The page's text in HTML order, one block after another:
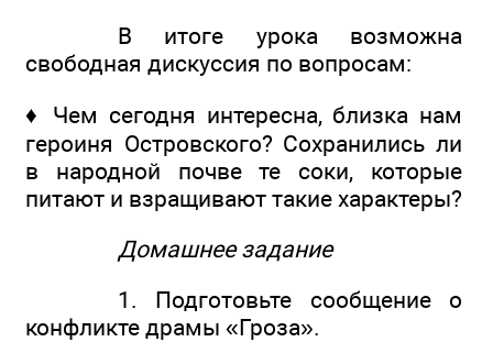
В итоге урока возможна
свободная дискуссия по вопросам:
♦ Чем сегодня интересна, близка нам
героиня Островского? Сохранились ли
в народной почве те соки, которые
питают и взращивают такие характеры?
Домашнее задание
1. Подготовьте сообщение о
конфликте драмы «Гроза».